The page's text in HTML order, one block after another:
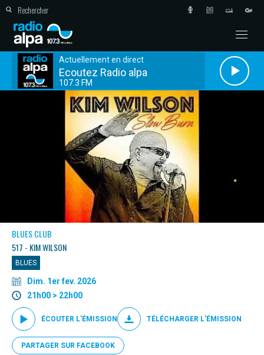
Actuellement en direct
Ecoutez Radio alpa
107.3 FM
BLUES CLUB
517 - KIM WILSON
BLUES
Dim. 1er fev. 2026
21h00 > 22h00
ÉCOUTER L'ÉMISSION TÉLÉCHARGER L'ÉMISSION
PARTAGER SUR FACEBOOK